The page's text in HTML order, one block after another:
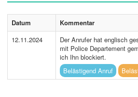
Datum
Kommentar
12.11.2024
Der Anrufer hat englisch
mit Police Departement
ich Ihn blockiert.
Belästigend Anruf